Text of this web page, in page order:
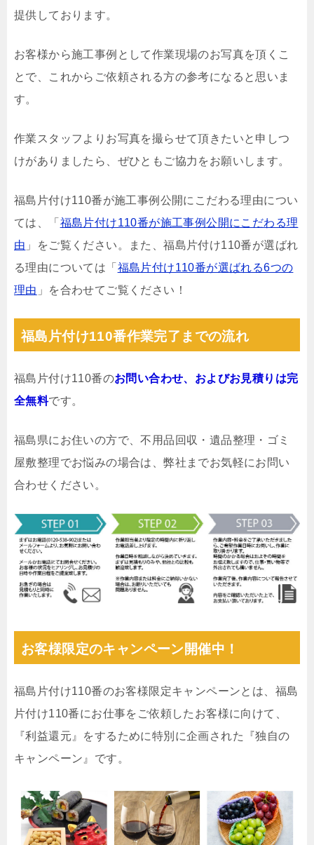
提供しております。
お客様から施工事例として作業現場のお写真を頂くこ
とで、これからご依頼される方の参考になると思いま
す。
作業スタッフよりお写真を撮らせて頂きたいと申しつ
けがありましたら、ぜひともご協力をお願いします。
福島片付け110番が施工事例公開にこだわる理由につい
ては、「 福島片付け110番が施工事例公開にこだわる理
由 」をご覧ください。また、福島片付け110番が選ばれ
る理由については「 福島片付け110番が選ばれる6つの
理由 」を合わせてご覧ください！
福島片付け110番作業完了までの流れ
福島片付け110番のお問い合わせ、およびお見積りは完
全無料です。
福島県にお住いの方で、不用品回収・遺品整理・ゴミ
屋敷整理でお悩みの場合は、弊社までお気軽にお問い
合わせください。
お客様限定のキャンペーン開催中！
福島片付け110番のお客様限定キャンペーンとは、福島
片付け110番にお仕事をご依頼したお客様に向けて、
『利益還元』をするために特別に企画された『独自の
キャンペーン』です。